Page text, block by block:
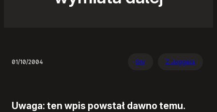
01/10/2004 Gry Z Joggera
Uwaga: ten wpis powstał dawno temu.